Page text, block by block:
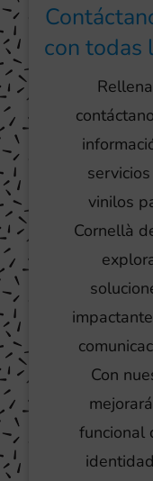
con todas
vinilos
Cornellà
Con
funcional